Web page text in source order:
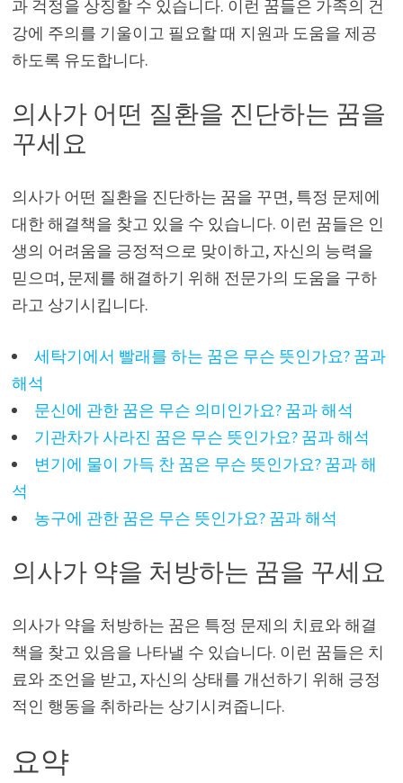
과 걱정을 상징할 수 있습니다. 이런 꿈들은 가족의 건
강에 주의를 기울이고 필요할 때 지원과 도움을 제공
하도록 유도합니다.
의사가 어떤 질환을 진단하는 꿈을
꾸세요
의사가 어떤 질환을 진단하는 꿈을 꾸면, 특정 문제에
대한 해결책을 찾고 있을 수 있습니다. 이런 꿈들은 인
생의 어려움을 긍정적으로 맞이하고, 자신의 능력을
믿으며, 문제를 해결하기 위해 전문가의 도움을 구하
라고 상기시킵니다.
세탁기에서 빨래를 하는 꿈은 무슨 뜻인가요? 꿈과
해석
문신에 관한 꿈은 무슨 의미인가요? 꿈과 해석
기관차가 사라진 꿈은 무슨 뜻인가요? 꿈과 해석
변기에 물이 가득 찬 꿈은 무슨 뜻인가요? 꿈과 해
석
농구에 관한 꿈은 무슨 뜻인가요? 꿈과 해석
의사가 약을 처방하는 꿈을 꾸세요
의사가 약을 처방하는 꿈은 특정 문제의 치료와 해결
책을 찾고 있음을 나타낼 수 있습니다. 이런 꿈들은 치
료와 조언을 받고, 자신의 상태를 개선하기 위해 긍정
적인 행동을 취하라는 상기시켜줍니다.
요약